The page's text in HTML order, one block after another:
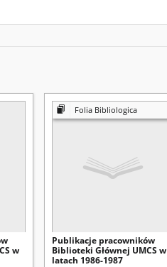
w
Folia Bibliologica
Publikacje pracowników
Biblioteki Głównej UMCS w
latach 1986-1987